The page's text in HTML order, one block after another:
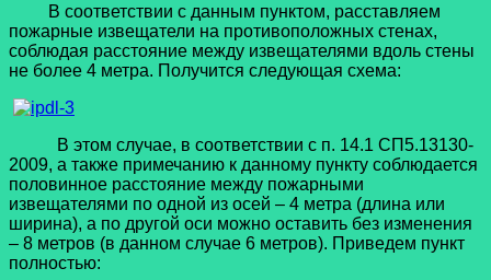
В соответствии с данным пунктом, расставляем
пожарные извещатели на противоположных стенах,
соблюдая расстояние между извещателями вдоль стены
не более 4 метра. Получится следующая схема:
В этом случае, в соответствии с п. 14.1 СП5.13130-
2009, а также примечанию к данному пункту соблюдается
половинное расстояние между пожарными
извещателями по одной из осей – 4 метра (длина или
ширина), а по другой оси можно оставить без изменения
– 8 метров (в данном случае 6 метров). Приведем пункт
полностью: